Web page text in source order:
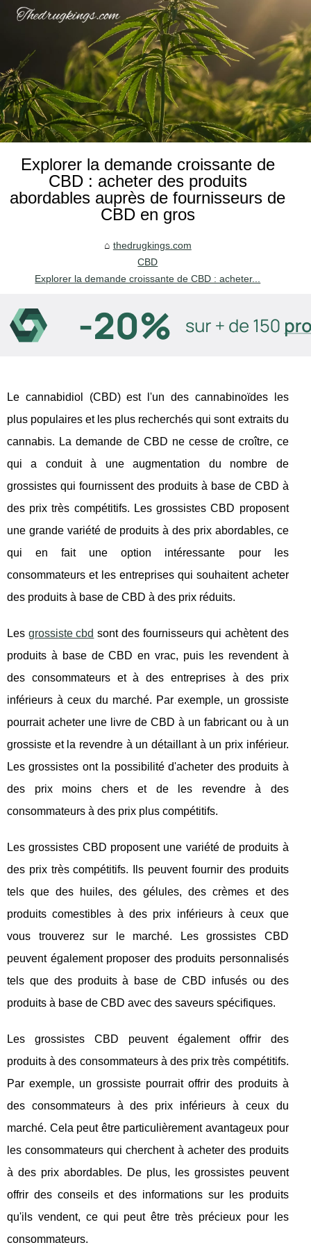
Explorer la demande croissante de
CBD : acheter des produits
abordables auprès de fournisseurs de
CBD en gros
thedrugkings.com
CBD
Explorer la demande croissante de CBD : acheter...
Le cannabidiol (CBD) est l'un des cannabinoïdes les
plus populaires et les plus recherchés qui sont extraits du
cannabis. La demande de CBD ne cesse de croître, ce
qui a conduit à une augmentation du nombre de
grossistes qui fournissent des produits à base de CBD à
des prix très compétitifs. Les grossistes CBD proposent
une grande variété de produits à des prix abordables, ce
qui en fait une option intéressante pour les
consommateurs et les entreprises qui souhaitent acheter
des produits à base de CBD à des prix réduits.
Les grossiste cbd sont des fournisseurs qui achètent des
produits à base de CBD en vrac, puis les revendent à
des consommateurs et à des entreprises à des prix
inférieurs à ceux du marché. Par exemple, un grossiste
pourrait acheter une livre de CBD à un fabricant ou à un
grossiste et la revendre à un détaillant à un prix inférieur.
Les grossistes ont la possibilité d'acheter des produits à
des prix moins chers et de les revendre à des
consommateurs à des prix plus compétitifs.
Les grossistes CBD proposent une variété de produits à
des prix très compétitifs. Ils peuvent fournir des produits
tels que des huiles, des gélules, des crèmes et des
produits comestibles à des prix inférieurs à ceux que
vous trouverez sur le marché. Les grossistes CBD
peuvent également proposer des produits personnalisés
tels que des produits à base de CBD infusés ou des
produits à base de CBD avec des saveurs spécifiques.
Les grossistes CBD peuvent également offrir des
produits à des consommateurs à des prix très compétitifs.
Par exemple, un grossiste pourrait offrir des produits à
des consommateurs à des prix inférieurs à ceux du
marché. Cela peut être particulièrement avantageux pour
les consommateurs qui cherchent à acheter des produits
à des prix abordables. De plus, les grossistes peuvent
offrir des conseils et des informations sur les produits
qu'ils vendent, ce qui peut être très précieux pour les
consommateurs.